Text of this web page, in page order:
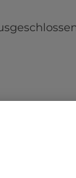
von 49
werden,
Artikel